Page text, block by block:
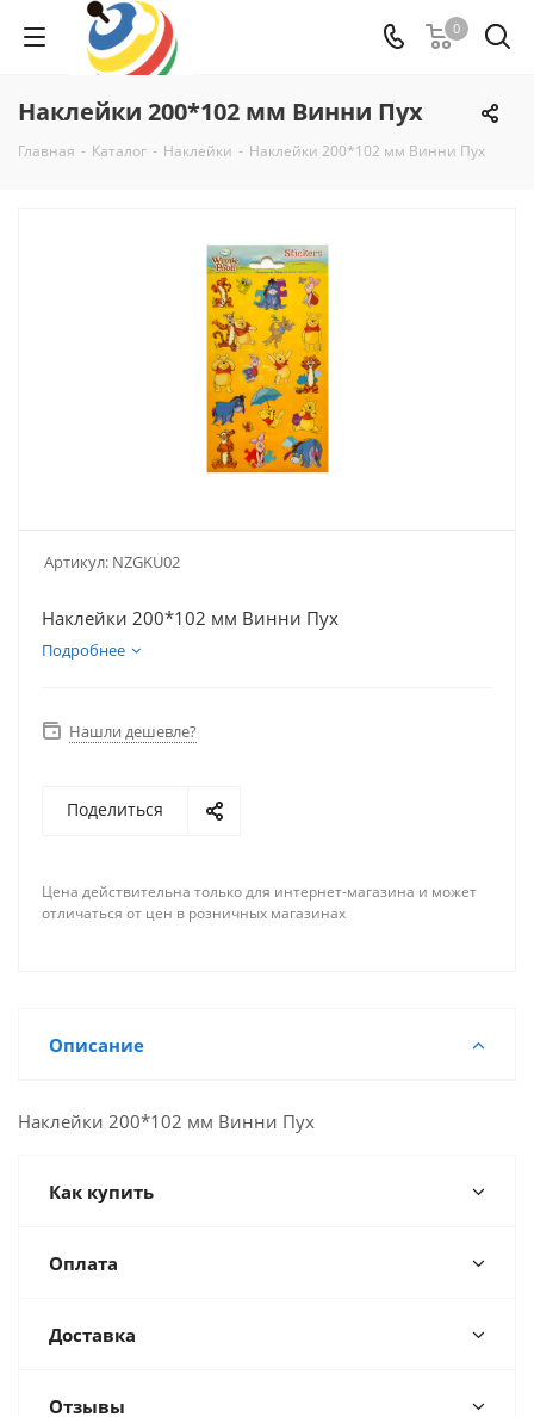
0
Наклейки 200*102 мм Винни Пух
Главная - Каталог - Наклейки - Наклейки 200*102 мм Винни Пух
Артикул: NZGKU02
Наклейки 200*102 мм Винни Пух
Подробнее
Нашли дешевле?
Поделиться
Цена действительна только для интернет-магазина и может
отличаться от цен в розничных магазинах
Описание
Наклейки 200*102 мм Винни Пух
Как купить
Оплата
Доставка
Отзывы